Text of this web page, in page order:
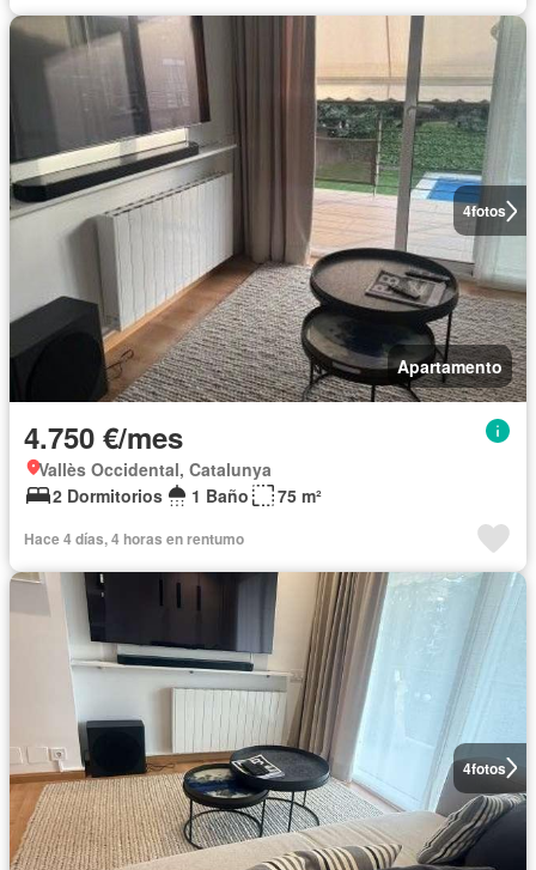
4fotos
Apartamento
4.750 €/mes
Vallès Occidental, Catalunya
2 Dormitorios
1 Baño 75 m²
Hace 4 días, 4 horas en rentumo
4fotos